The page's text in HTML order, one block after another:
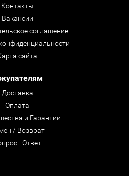
Контакты
Вакансии
соглашение
сайта
Доставка
Оплата
и Гарантии
/ Возврат
- Ответ